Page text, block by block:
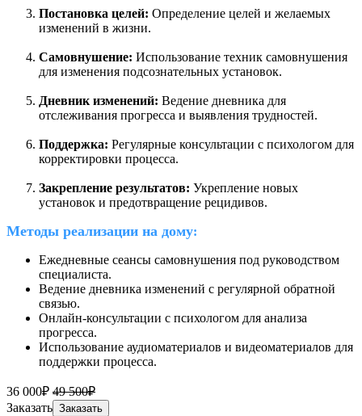
Постановка целей: Определение целей и желаемых
изменений в жизни.
Самовнушение: Использование техник самовнушения
для изменения подсознательных установок.
Дневник изменений: Ведение дневника для
отслеживания прогресса и выявления трудностей.
Поддержка: Регулярные консультации с психологом для
корректировки процесса.
Закрепление результатов: Укрепление новых
установок и предотвращение рецидивов.
Методы реализации на дому:
Ежедневные сеансы самовнушения под руководством
специалиста.
Ведение дневника изменений с регулярной обратной
связью.
Онлайн-консультации с психологом для анализа
прогресса.
Использование аудиоматериалов и видеоматериалов для
поддержки процесса.
36 000₽ 49 500₽
Заказать Заказать